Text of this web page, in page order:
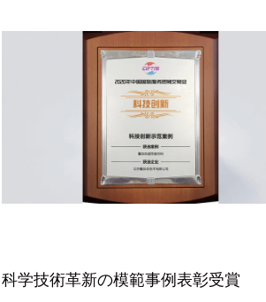
科学技術革新の模範事例表彰受賞